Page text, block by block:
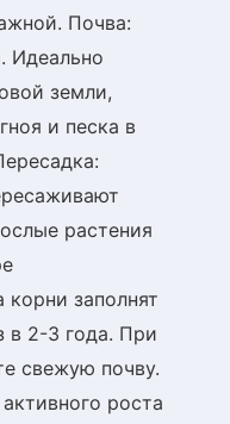
Почва:
Идеально
земли,
и песка в
растения
корни заполнят
в 2-3 года. При
свежую почву.
роста